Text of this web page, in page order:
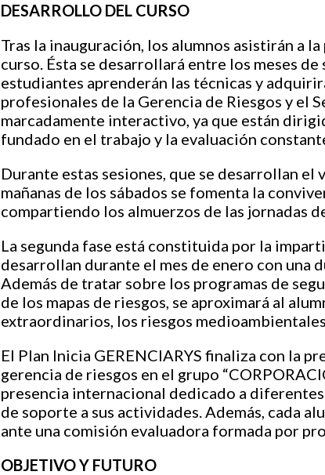
DESARROLLO DEL CURSO
Tras la inauguración, los alumnos asistirán a
curso. Ésta se desarrollará entre los meses
estudiantes aprenderán las técnicas y
profesionales de la Gerencia de Riesgos y el
marcadamente interactivo, ya que están
fundado en el trabajo y la evaluación
Durante estas sesiones, que se desarrollan el
mañanas de los sábados se fomenta la
compartiendo los almuerzos de las jornadas
La segunda fase está constituida por la
desarrollan durante el mes de enero con una
Además de tratar sobre los programas de
de los mapas de riesgos, se aproximará al
extraordinarios, los riesgos
El Plan Inicia GERENCIARYS finaliza con la
gerencia de riesgos en el grupo
presencia internacional dedicado a
de soporte a sus actividades. Además, cada
ante una comisión evaluadora formada por
OBJETIVO Y FUTURO